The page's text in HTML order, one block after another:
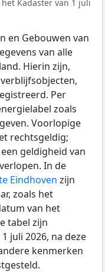
Kadaster van 1 juli
en Gebouwen van
van alle
Hierin zijn,
Per
zoals
Voorlopige
rechtsgeldig;
geldigheid van
In de
Eindhoven zijn
zoals het
van het
tabel zijn
juli 2026, na deze
kenmerken